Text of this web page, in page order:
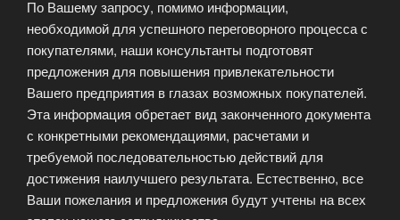
По Вашему запросу, помимо информации,
необходимой для успешного переговорного процесса с
покупателями, наши консультанты подготовят
предложения для повышения привлекательности
Вашего предприятия в глазах возможных покупателей.
Эта информация обретает вид законченного документа
с конкретными рекомендациями, расчетами и
требуемой последовательностью действий для
достижения наилучшего результата. Естественно, все
Ваши пожелания и предложения будут учтены на всех